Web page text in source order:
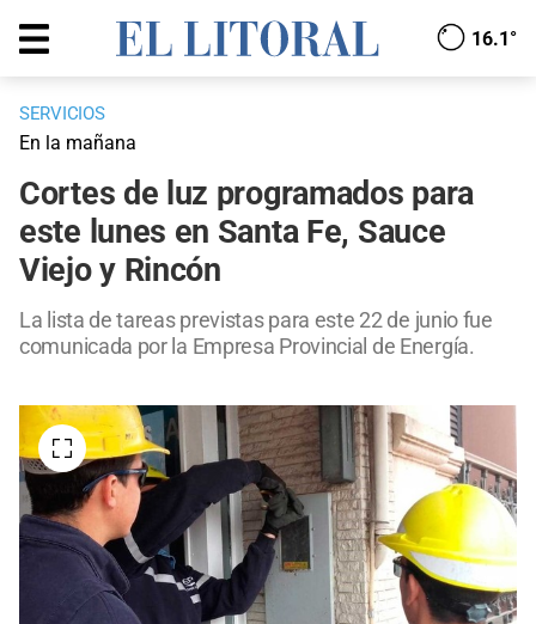
16.1°
SERVICIOS
En la mañana
Cortes de luz programados para
este lunes en Santa Fe, Sauce
Viejo y Rincón
La lista de tareas previstas para este 22 de junio fue
comunicada por la Empresa Provincial de Energía.